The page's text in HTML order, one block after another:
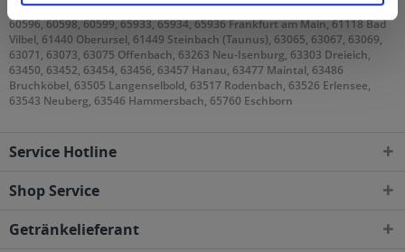
60437, 60438, 60439, 60486, 60487, 60488, 60489, 60528, 60529, 60594,
60596, 60598, 60599, 65933, 65934, 65936 Frankfurt am Main, 61118 Bad
Vilbel, 61440 Oberursel, 61449 Steinbach (Taunus), 63065, 63067, 63069,
63071, 63073, 63075 Offenbach, 63263 Neu-Isenburg, 63303 Dreieich,
63450, 63452, 63454, 63456, 63457 Hanau, 63477 Maintal, 63486
Bruchköbel, 63505 Langenselbold, 63517 Rodenbach, 63526 Erlensee,
63543 Neuberg, 63546 Hammersbach, 65760 Eschborn
Service Hotline
Shop Service
Getränkelieferant